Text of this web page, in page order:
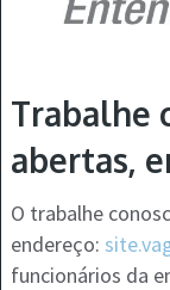
Trabalhe
abertas,
O trabalhe
endereço:
funcionários da